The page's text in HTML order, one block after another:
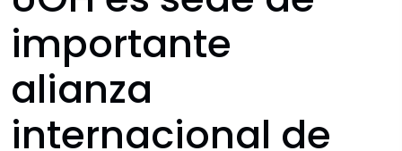
importante
alianza
internacional de